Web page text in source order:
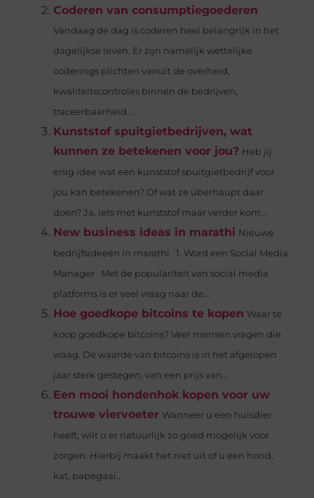
Coderen van consumptiegoederen
Vandaag de dag is coderen heel belangrijk in het
dagelijkse leven. Er zijn namelijk wettelijke
coderings plichten vanuit de overheid,
kwaliteitscontroles binnen de bedrijven,
traceerbaarheid...
Kunststof spuitgietbedrijven, wat
kunnen ze betekenen voor jou? Heb jij
enig idee wat een kunststof spuitgietbedrijf voor
jou kan betekenen? Of wat ze überhaupt daar
doen? Ja, iets met kunststof maar verder kom...
New business ideas in marathi Nieuwe
bedrijfsideeën in marathi 1. Word een Social Media
Manager Met de populariteit van social media
platforms is er veel vraag naar de...
Hoe goedkope bitcoins te kopen Waar te
koop goedkope bitcoins? Veel mensen vragen die
vraag. De waarde van bitcoins is in het afgelopen
jaar sterk gestegen, van een prijs van...
Een mooi hondenhok kopen voor uw
trouwe viervoeter Wanneer u een huisdier
heeft, wilt u er natuurlijk zo goed mogelijk voor
zorgen. Hierbij maakt het niet uit of u een hond,
kat, papegaai...